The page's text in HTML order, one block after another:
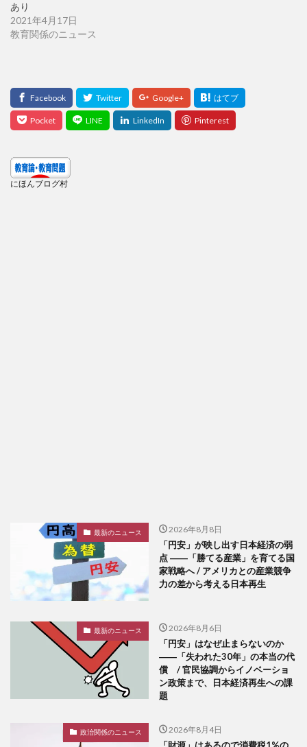
あり
2021年4月17日
教育関係のニュース
にほんブログ村
最新のニュース 2026年8月8日
「円安」が映し出す日本経済の弱
点 ――「勝てる産業」を育てる国
家戦略へ / アメリカとの産業競争
力の差から考える日本再生
最新のニュース 2026年8月6日
「円安」はなぜ止まらないのか
――「失われた30年」の本当の代
償 / 官民協調からイノベーショ
ン政策まで、日本経済再生への課
題
政治関係のニュース 2026年8月4日
「財源」はあるので消費税1%の